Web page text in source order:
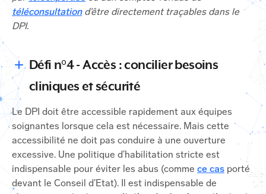
téléconsultationd’être directement traçables dans le
DPI.
Défi n°4 - Accès : concilier besoins
cliniques et sécurité
Le DPI doit être accessible rapidement aux équipes
soignantes lorsque cela est nécessaire. Mais cette
accessibilité ne doit pas conduire à une ouverture
excessive. Une politique d’habilitation stricte est
indispensable pour éviter les abus (comme ce cas porté
devant le Conseil d’Etat). Il est indispensable de